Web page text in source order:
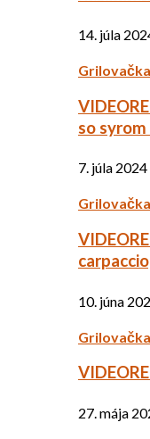
14. júla
Grilovačka
so
7. júla 2024
Grilovačka
10. júna
Grilovačka
27. mája